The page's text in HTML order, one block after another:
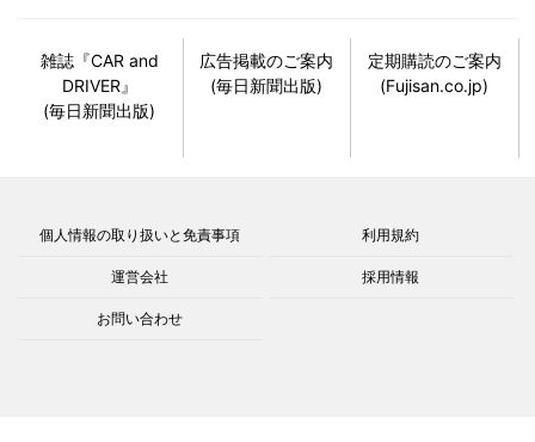
雑誌『CAR and
DRIVER』
(毎日新聞出版)
広告掲載のご案内
(毎日新聞出版)
定期購読のご案内
(Fujisan.co.jp)
個人情報の取り扱いと免責事項 利用規約
運営会社 採用情報
お問い合わせ